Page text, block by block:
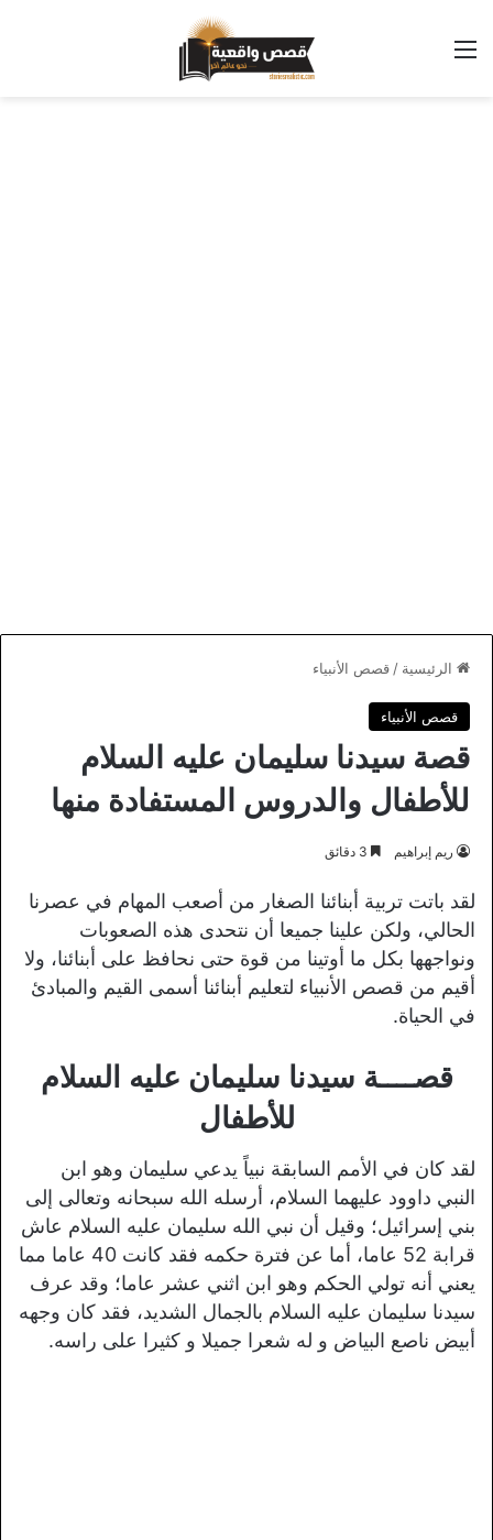
القائمة
الرئيسية / قصص الأنبياء
قصص الأنبياء
قصة سيدنا سليمان عليه السلام
للأطفال والدروس المستفادة منها
ريم إبراهيم
لقد باتت تربية أبنائنا الصغار من أصعب المهام في عصرنا
الحالي، ولكن علينا جميعا أن نتحدى هذه الصعوبات
ونواجهها بكل ما أوتينا من قوة حتى نحافظ على أبنائنا، ولا
أقيم من قصص الأنبياء لتعليم أبنائنا أسمى القيم والمبادئ
في الحياة.
قصــــة سيدنا سليمان عليه السلام
للأطفال
لقد كان في الأمم السابقة نبياً يدعي سليمان وهو ابن
النبي داوود عليهما السلام، أرسله الله سبحانه وتعالى إلى
بني إسرائيل؛ وقيل أن نبي الله سليمان عليه السلام عاش
قرابة 52 عاما، أما عن فترة حكمه فقد كانت 40 عاما مما
يعني أنه تولي الحكم وهو ابن اثني عشر عاما؛ وقد عرف
سيدنا سليمان عليه السلام بالجمال الشديد، فقد كان وجهه
أبيض ناصع البياض و له شعرا جميلا و كثيرا على راسه.